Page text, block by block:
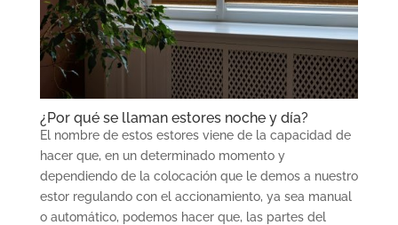
¿Por qué se llaman estores noche y día?
El nombre de estos estores viene de la capacidad de
hacer que, en un determinado momento y
dependiendo de la colocación que le demos a nuestro
estor regulando con el accionamiento, ya sea manual
o automático, podemos hacer que, las partes del